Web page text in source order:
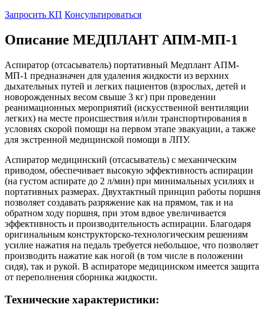
Запросить КП Консультироваться
Описание МЕДПЛАНТ АПМ-МП-1
Аспиратор (отсасыватель) портативный Медплант АПМ-
МП-1 предназначен для удаления жидкости из верхних
дыхательных путей и легких пациентов (взрослых, детей и
новорожденных весом свыше 3 кг) при проведении
реанимационных мероприятий (искусственной вентиляции
легких) на месте происшествия и/или транспортирования в
условиях скорой помощи на первом этапе эвакуации, а также
для экстренной медицинской помощи в ЛПУ.
Аспиратор медицинский (отсасыватель) с механическим
приводом, обеспечивает высокую эффективность аспирации
(на густом аспирате до 2 л/мин) при минимальных усилиях и
портативных размерах. Двухтактный принцип работы поршня
позволяет создавать разряжение как на прямом, так и на
обратном ходу поршня, при этом вдвое увеличивается
эффективность и производительность аспирации. Благодаря
оригинальным конструкторско-технологическим решениям
усилие нажатия на педаль требуется небольшое, что позволяет
производить нажатие как ногой (в том числе в положении
сидя), так и рукой. В аспираторе медицинском имеется защита
от переполнения сборника жидкости.
Технические характеристики: